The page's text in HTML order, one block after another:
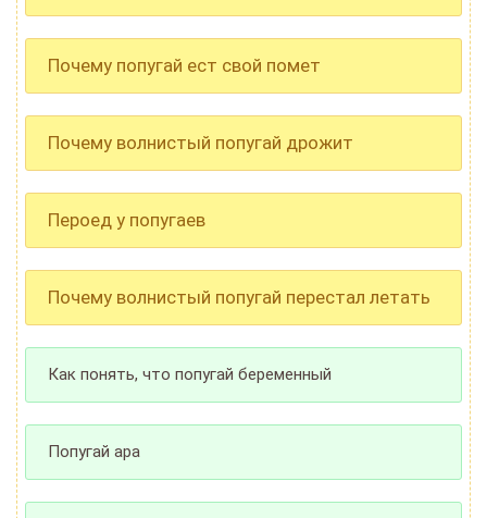
Почему попугай ест свой помет
Почему волнистый попугай дрожит
Пероед у попугаев
Почему волнистый попугай перестал летать
Как понять, что попугай беременный
Попугай ара